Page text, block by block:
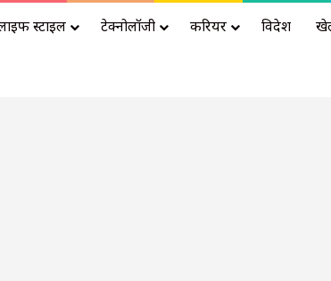
स्टाइल टेक्नोलॉजी करियर विदेश